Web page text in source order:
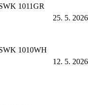
1011GR
25. 5. 2026
1010WH
12. 5. 2026